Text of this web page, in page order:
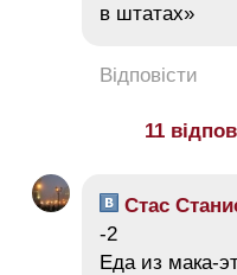
в штатах»
Відповісти
11
Стас
-2
Еда из мака-